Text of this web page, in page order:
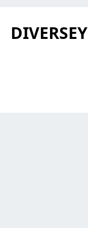
DIVERSEY